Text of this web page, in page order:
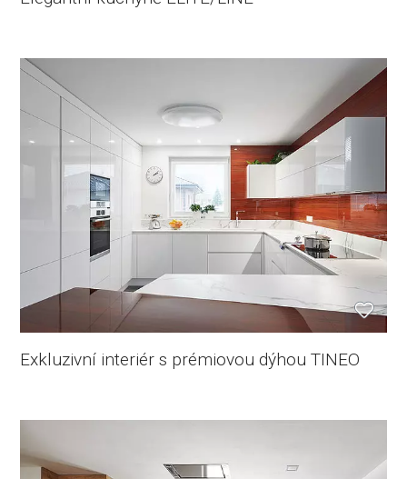
Exkluzivní interiér s prémiovou dýhou TINEO